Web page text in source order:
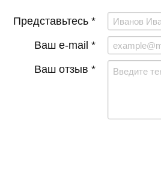
Представьтесь *
Ваш e-mail *
Ваш отзыв *